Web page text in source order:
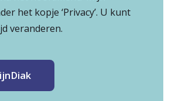
het kopje ‘Privacy’. U kunt
veranderen.